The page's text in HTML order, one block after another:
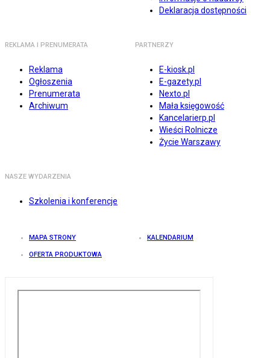
Deklaracja dostępności
REKLAMA I PRENUMERATA
Reklama
Ogłoszenia
Prenumerata
Archiwum
PARTNERZY
E-kiosk.pl
E-gazety.pl
Nexto.pl
Mała księgowość
Kancelarierp.pl
Wieści Rolnicze
Życie Warszawy
NASZE WYDARZENIA
Szkolenia i konferencje
MAPA STRONY KALENDARIUM
OFERTA PRODUKTOWA